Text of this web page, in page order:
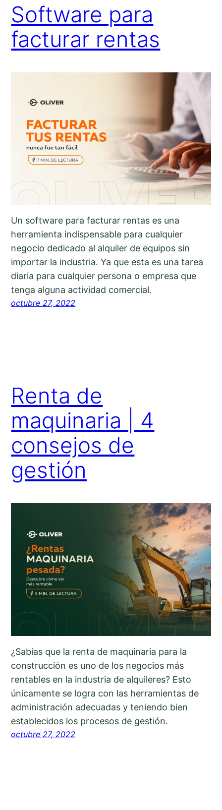
Software para
facturar rentas
Un software para facturar rentas es una
herramienta indispensable para cualquier
negocio dedicado al alquiler de equipos sin
importar la industria. Ya que esta es una tarea
diaria para cualquier persona o empresa que
tenga alguna actividad comercial.
octubre 27, 2022
Renta de
maquinaria | 4
consejos de
gestión
¿Sabías que la renta de maquinaria para la
construcción es uno de los negocios más
rentables en la industria de alquileres? Esto
únicamente se logra con las herramientas de
administración adecuadas y teniendo bien
establecidos los procesos de gestión.
octubre 27, 2022